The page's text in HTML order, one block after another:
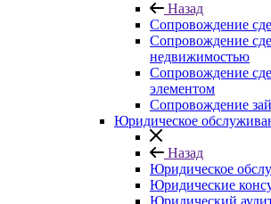
Назад
Сопровождение
Сопровождение
недвижимостью
Сопровождение
элементом
Сопровождение
Юридическое
Назад
Юридическое
Юридические
Юридический